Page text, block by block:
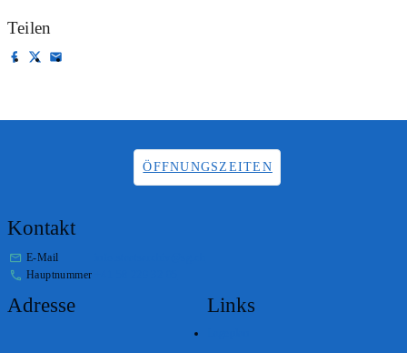
Teilen
ÖFFNUNGSZEITEN
Kontakt
E-Mail
Hauptnummer
Adresse Links